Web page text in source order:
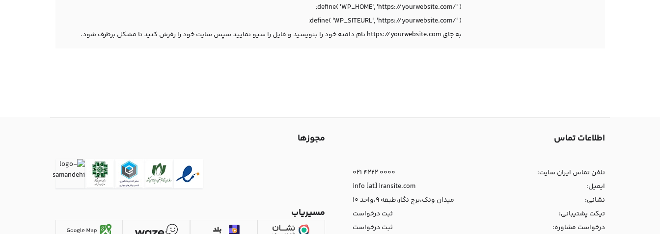
define( 'WP_HOME', 'https://yourwebsite.com/' );
define( 'WP_SITEURL', 'https://yourwebsite.com/' );
به جای https://yourwebsite.com نام دامنه خود را بنویسید و فایل را سیو نمایید سپس سایت خود را رفرش کنید تا مشکل برطرف شود.
اطلاعات تماس
تلفن تماس ایران سایت:
021 4222 0000
ایمیل:
info [at] iransite.com
نشانی:
میدان ونک،برج نگار،طبقه 9،واحد 10
تیکت پشتیبانی:
ثبت درخواست
درخواست مشاوره:
ثبت درخواست
مجوزها
مسیریاب